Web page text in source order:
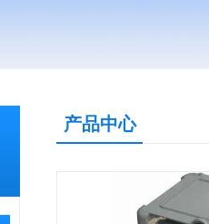
产品中心